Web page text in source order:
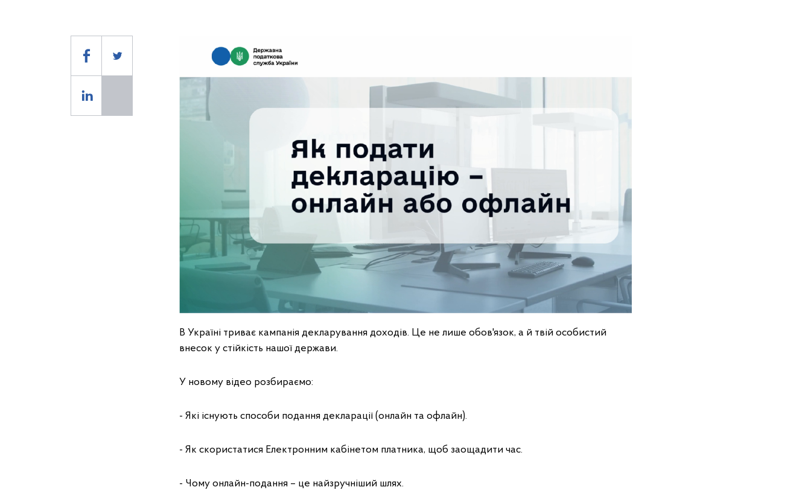
В Україні триває кампанія декларування доходів. Це не лише обов'язок, а й твій особистий
внесок у стійкість нашої держави.
У новому відео розбираємо:
- Які існують способи подання декларації (онлайн та офлайн).
- Як скористатися Електронним кабінетом платника, щоб заощадити час.
- Чому онлайн-подання – це найзручніший шлях.